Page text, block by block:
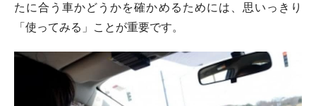
たに合う車かどうかを確かめるためには、思いっきり
「使ってみる」ことが重要です。